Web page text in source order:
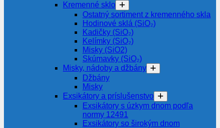
Kremenné sklo
Ostatný sortiment z kremenného skla
Hodinové sklá (SiO₂)
Kadičky (SiO₂)
Kelímky (SiO₂)
Misky (SiO2)
Skúmavky (SiO₂)
Misky, nádoby a džbány
Džbány
Misky
Exsikátory a príslušenstvo
Exsikátory s úzkym dnom podľa
normy 12491
Exsikátory so širokým dnom